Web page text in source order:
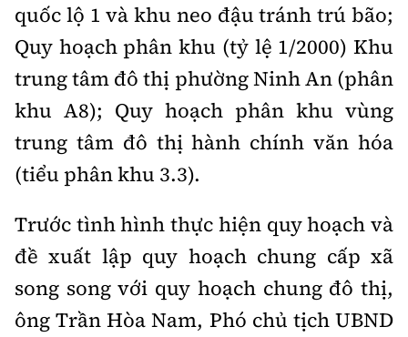
Thông tin tòa
soạn
quốc lộ 1 và khu neo đậu tránh trú bão;
Quy hoạch phân khu (tỷ lệ 1/2000) Khu
trung tâm đô thị phường Ninh An (phân
khu A8); Quy hoạch phân khu vùng
trung tâm đô thị hành chính văn hóa
(tiểu phân khu 3.3).
Trước tình hình thực hiện quy hoạch và
đề xuất lập quy hoạch chung cấp xã
song song với quy hoạch chung đô thị,
ông Trần Hòa Nam, Phó chủ tịch UBND